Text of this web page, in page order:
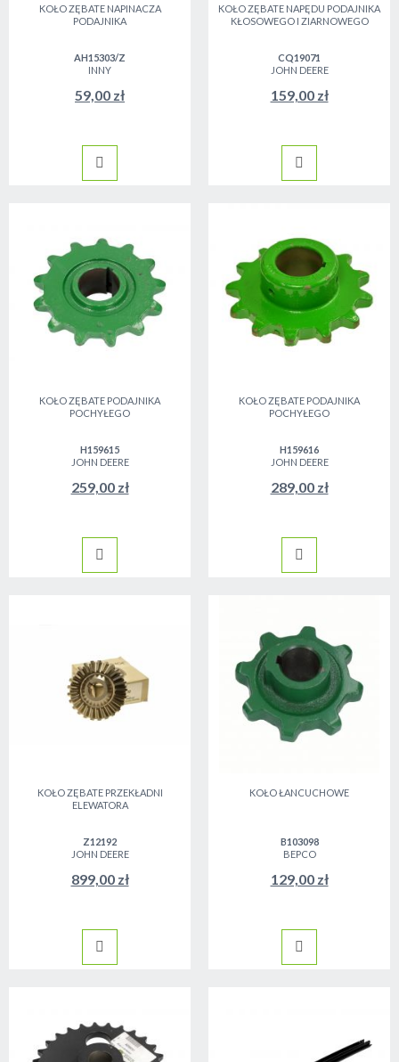
KOŁO ZĘBATE NAPINACZA
PODAJNIKA
AH15303/Z
INNY
59,00 zł
KOŁO ZĘBATE NAPĘDU PODAJNIKA
KŁOSOWEGO I ZIARNOWEGO
CQ19071
JOHN DEERE
159,00 zł
KOŁO ZĘBATE PODAJNIKA
POCHYŁEGO
H159615
JOHN DEERE
259,00 zł
KOŁO ZĘBATE PODAJNIKA
POCHYŁEGO
H159616
JOHN DEERE
289,00 zł
KOŁO ZĘBATE PRZEKŁADNI
ELEWATORA
Z12192
JOHN DEERE
899,00 zł
KOŁO ŁANCUCHOWE
B103098
BEPCO
129,00 zł